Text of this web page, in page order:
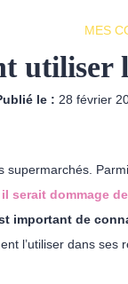
MES
utiliser
le : 28 février
serait dommage
important de
l’utiliser dans ses